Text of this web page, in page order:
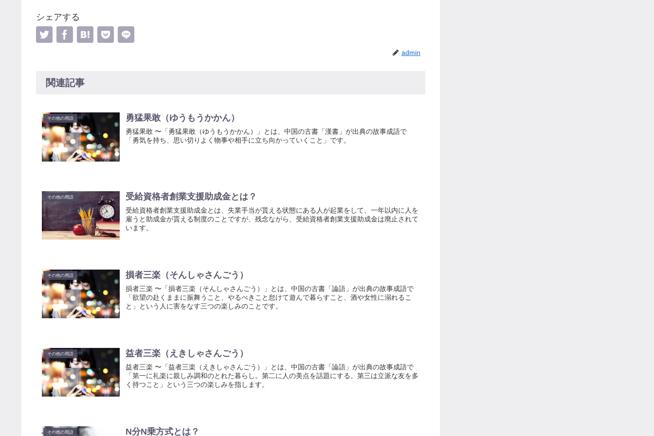
シェアする
admin
関連記事
その他の用語 勇猛果敢（ゆうもうかかん）
勇猛果敢 〜「勇猛果敢（ゆうもうかかん）」とは、中国の古書「漢書」が出典の故事成語で
「勇気を持ち、思い切りよく物事や相手に立ち向かっていくこと」です。
その他の用語 受給資格者創業支援助成金とは？
受給資格者創業支援助成金とは、失業手当が貰える状態にある人が起業をして、一年以内に人を
雇うと助成金が貰える制度のことですが、残念ながら、受給資格者創業支援助成金は廃止されて
います。
その他の用語 損者三楽（そんしゃさんごう）
損者三楽 〜「損者三楽（そんしゃさんごう）」とは、中国の古書「論語」が出典の故事成語で
「欲望の赴くままに振舞うこと、やるべきこと怠けて遊んで暮らすこと、酒や女性に溺れるこ
と」という人に害をなす三つの楽しみのことです。
その他の用語 益者三楽（えきしゃさんごう）
益者三楽 〜「益者三楽（えきしゃさんごう）」とは、中国の古書「論語」が出典の故事成語で
「第一に礼楽に親しみ調和のとれた暮らし。第二に人の美点を話題にする。第三は立派な友を多
く持つこと」という三つの楽しみを指します。
その他の用語 N分N乗方式とは？